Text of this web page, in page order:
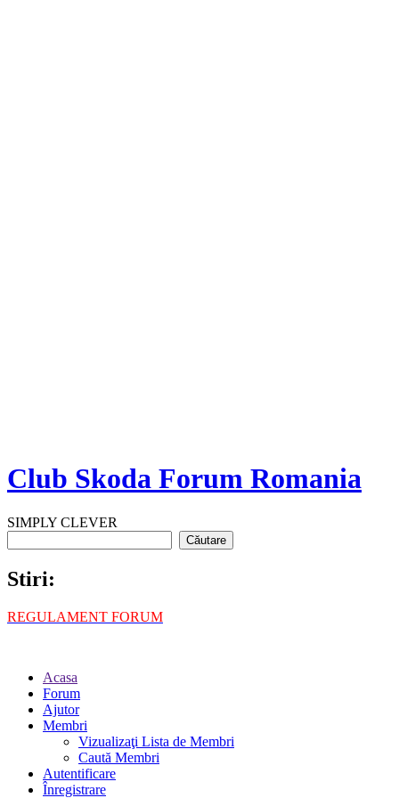
Club Skoda Forum Romania
SIMPLY CLEVER
Stiri:
REGULAMENT FORUM
Acasa
Forum
Ajutor
Membri
Vizualizaţi Lista de Membri
Caută Membri
Autentificare
Înregistrare